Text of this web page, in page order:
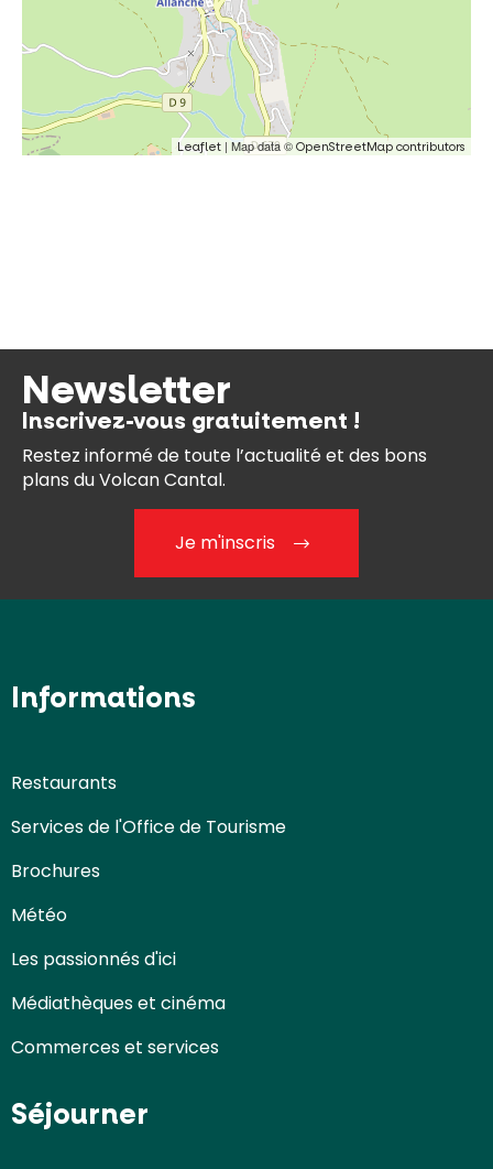
Leaflet | Map data © OpenStreetMap contributors
Newsletter
Inscrivez-vous gratuitement !
Restez informé de toute l’actualité et des bons
plans du Volcan Cantal.
Je m'inscris
Informations
Restaurants
Services de l'Office de Tourisme
Brochures
Météo
Les passionnés d'ici
Médiathèques et cinéma
Commerces et services
Séjourner